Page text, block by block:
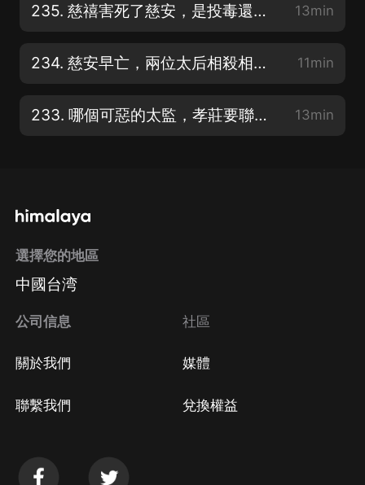
235. 慈禧害死了慈安，是投毒還是吞金，因為殺了安德海還是撞破了私情 13min
234. 慈安早亡，兩位太后相殺相愛還是姐妹情深，為何慈禧送葬不忍離去 11min
233. 哪個可惡的太監，孝莊要聯合索尼鼇拜才能除掉，順治不死都不敢殺 13min
選擇您的地區
中國台湾
公司信息
關於我們
聯繫我們
社區
媒體
兌換權益